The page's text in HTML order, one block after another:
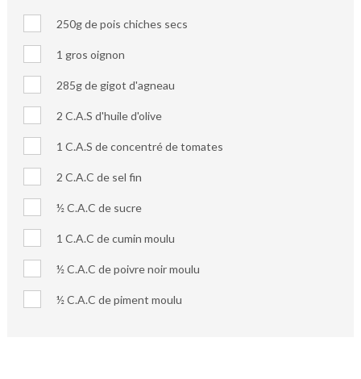
250g de pois chiches secs
1 gros oignon
285g de gigot d'agneau
2 C.A.S d'huile d'olive
1 C.A.S de concentré de tomates
2 C.A.C de sel fin
½ C.A.C de sucre
1 C.A.C de cumin moulu
½ C.A.C de poivre noir moulu
½ C.A.C de piment moulu